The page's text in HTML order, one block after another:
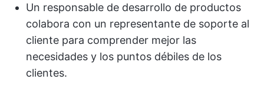
Un responsable de desarrollo de productos
colabora con un representante de soporte al
cliente para comprender mejor las
necesidades y los puntos débiles de los
clientes.